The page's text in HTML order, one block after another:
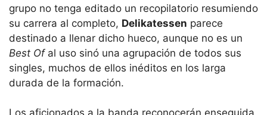
grupo no tenga editado un recopilatorio resumiendo
su carrera al completo, Delikatessen parece
destinado a llenar dicho hueco, aunque no es un
Best Ofal uso sinó una agrupación de todos sus
singles, muchos de ellos inéditos en los larga
durada de la formación.